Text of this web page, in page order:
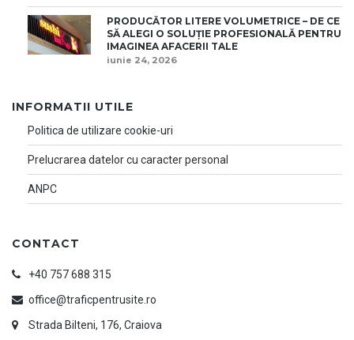
PRODUCĂTOR LITERE VOLUMETRICE – DE CE
SĂ ALEGI O SOLUȚIE PROFESIONALĂ PENTRU
IMAGINEA AFACERII TALE
iunie 24, 2026
INFORMATII UTILE
Politica de utilizare cookie-uri
Prelucrarea datelor cu caracter personal
ANPC
CONTACT
+40 757 688 315
office@traficpentrusite.ro
Strada Bilteni, 176, Craiova